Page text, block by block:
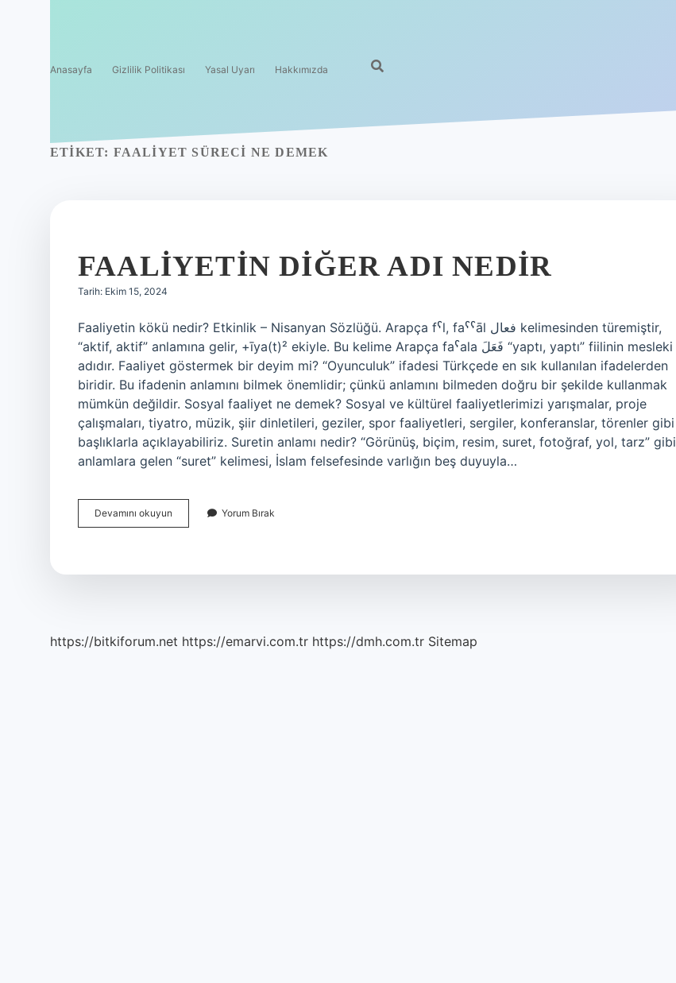
Anasayfa Gizlilik Politikası Yasal Uyarı Hakkımızda
ETIKET: FAALIYET SÜRECI NE DEMEK
FAALIYETIN DIĞER ADI NEDIR
Tarih: Ekim 15, 2024
Faaliyetin kökü nedir? Etkinlik – Nisanyan Sözlüğü. Arapça fˁl, faˁˁāl فعال kelimesinden türemiştir,
“aktif, aktif” anlamına gelir, +īya(t)² ekiyle. Bu kelime Arapça faˁala فَعَلَ “yaptı, yaptı” fiilinin mesleki
adıdır. Faaliyet göstermek bir deyim mi? “Oyunculuk” ifadesi Türkçede en sık kullanılan ifadelerden
biridir. Bu ifadenin anlamını bilmek önemlidir; çünkü anlamını bilmeden doğru bir şekilde kullanmak
mümkün değildir. Sosyal faaliyet ne demek? Sosyal ve kültürel faaliyetlerimizi yarışmalar, proje
çalışmaları, tiyatro, müzik, şiir dinletileri, geziler, spor faaliyetleri, sergiler, konferanslar, törenler gibi
başlıklarla açıklayabiliriz. Suretin anlamı nedir? “Görünüş, biçim, resim, suret, fotoğraf, yol, tarz” gibi
anlamlara gelen “suret” kelimesi, İslam felsefesinde varlığın beş duyuyla…
Devamını okuyun Faaliyetin
Diğer
Yorum Bırak
https://bitkiforum.net https://emarvi.com.tr https://dmh.com.tr Sitemap